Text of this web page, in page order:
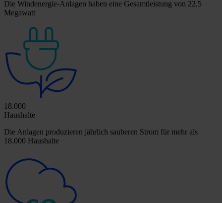
Die Windenergie-Anlagen haben eine Gesamtleistung von 22,5
Megawatt
18.000
Haushalte
Die Anlagen produzieren jährlich sauberen Strom für mehr als
18.000 Haushalte